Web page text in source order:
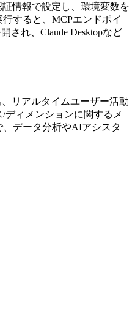
情報で設定し、環境変数を
すると、MCPエンドポイ
され、Claude Desktopなど
リアルタイムユーザー活動
ディメンションに関するメ
データ分析やAIアシスタ